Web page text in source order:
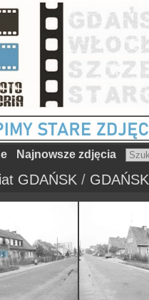
Najnowsze zdjęcia
GDAŃSK / GDAŃSK